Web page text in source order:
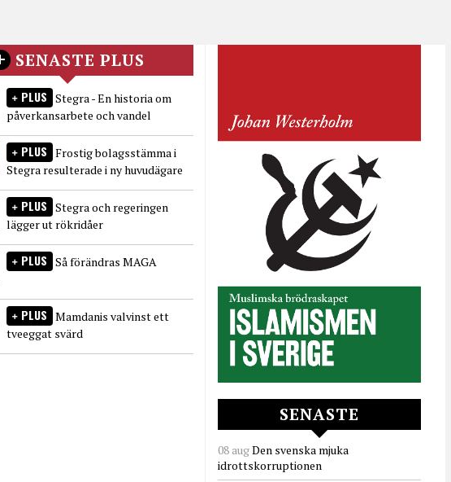
SENASTE PLUS
PLUS Stegra - En historia om
påverkansarbete och vandel
PLUS Frostig bolagsstämma i
Stegra resulterade i ny huvudägare
PLUS Stegra och regeringen
lägger ut rökridåer
PLUS Så förändras MAGA
PLUS Mamdanis valvinst ett
tveeggat svärd
SENASTE
08 augDen svenska mjuka
idrottskorruptionen